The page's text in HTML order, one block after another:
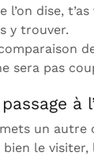
l’on dise,
y trouver.
sera pas
passage
un autre
bien le